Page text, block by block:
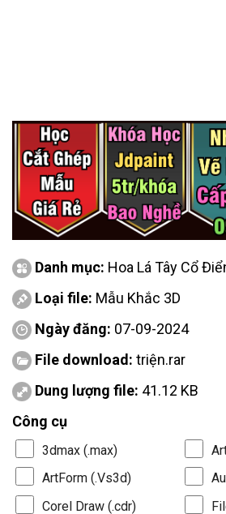
Danh mục: Hoa Lá Tây Cổ
Loại file: Mẫu Khắc 3D
Ngày đăng: 07-09-2024
File download: triện.rar
Dung lượng file: 41.12 KB
Công cụ
3dmax (.max)
ArtForm (.Vs3d)
Corel Draw (.cdr)